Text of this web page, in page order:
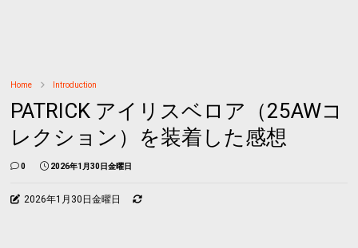
Home Introduction
PATRICK アイリスベロア（25AWコ
レクション）を装着した感想
0 2026年1月30日金曜日
2026年1月30日金曜日